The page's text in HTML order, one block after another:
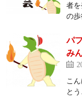
者
の
パ
み
こ
と